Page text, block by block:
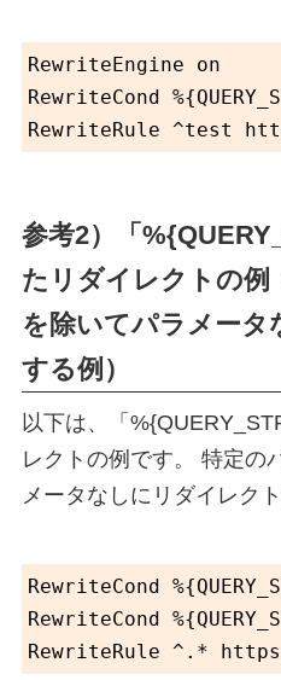
RewriteEngine on
RewriteCond
参考2）「
たリダイレクトの例
を除いてパラメータ
する例）
以下は、「
レクトの例です。 特定の
メータなしにリダイレク
RewriteCond
RewriteCond